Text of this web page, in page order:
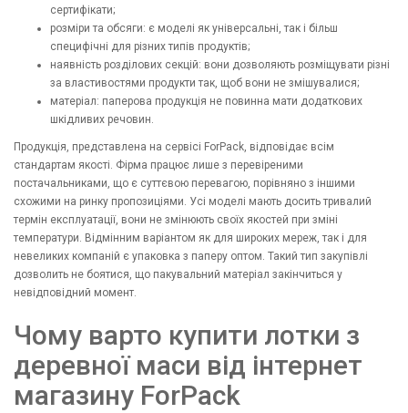
сертифікати;
розміри та обсяги: є моделі як універсальні, так і більш
специфічні для різних типів продуктів;
наявність розділових секцій: вони дозволяють розміщувати різні
за властивостями продукти так, щоб вони не змішувалися;
матеріал: паперова продукція не повинна мати додаткових
шкідливих речовин.
Продукція, представлена на сервісі ForPack, відповідає всім
стандартам якості. Фірма працює лише з перевіреними
постачальниками, що є суттєвою перевагою, порівняно з іншими
схожими на ринку пропозиціями. Усі моделі мають досить тривалий
термін експлуатації, вони не змінюють своїх якостей при зміні
температури. Відмінним варіантом як для широких мереж, так і для
невеликих компаній є упаковка з паперу оптом. Такий тип закупівлі
дозволить не боятися, що пакувальний матеріал закінчиться у
невідповідний момент.
Чому варто купити лотки з
деревної маси від інтернет
магазину ForPack